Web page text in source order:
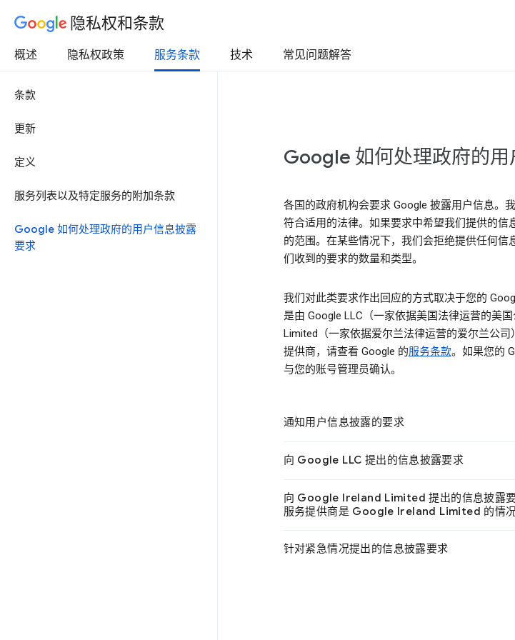
隐私权和条款
概述 隐私权政策 服务条款 技术 常见问题解答
条款
更新
定义
服务列表以及特定服务的附加条款
Google 如何处理政府的用户信息披露
要求
Google 如何处理政府的
各国的政府机构会要求 Google 披露用户信息。
符合适用的法律。如果要求中希望我们提供的信
的范围。在某些情况下，我们会拒绝提供任何信
们收到的要求的数量和类型。
我们对此类要求作出回应的方式取决于您的
是由 Google LLC（一家依据美国法律运营的美
Limited（一家依据爱尔兰法律运营的爱尔兰公
提供商，请查看 Google 的服务条款。如果您的
与您的账号管理员确认。
通知用户信息披露的要求
向 Google LLC 提出的信息披露要求
向 Google Ireland Limited 提出的信息披露
服务提供商是 Google Ireland Limited 的情况
针对紧急情况提出的信息披露要求